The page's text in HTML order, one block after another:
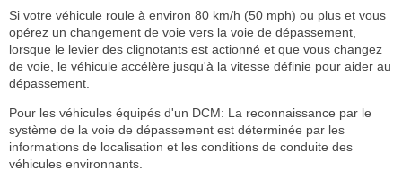
Si votre véhicule roule à environ 80 km/h (50 mph) ou plus et vous
opérez un changement de voie vers la voie de dépassement,
lorsque le levier des clignotants est actionné et que vous changez
de voie, le véhicule accélère jusqu'à la vitesse définie pour aider au
dépassement.
Pour les véhicules équipés d'un DCM: La reconnaissance par le
système de la voie de dépassement est déterminée par les
informations de localisation et les conditions de conduite des
véhicules environnants.